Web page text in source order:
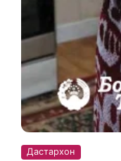
Дастархон